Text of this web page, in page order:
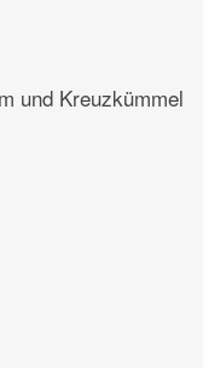
und Kreuzkümmel